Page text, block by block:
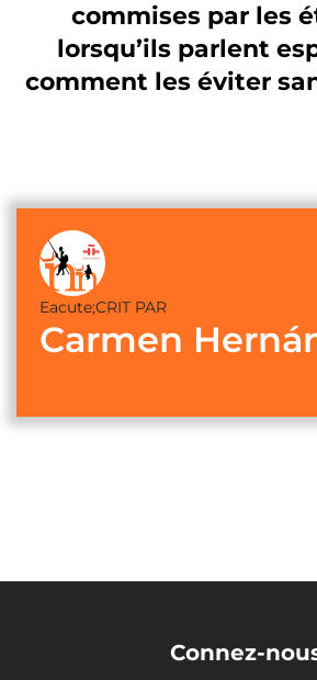
commises par les
lorsqu’ils parlent
comment les éviter
Eacute;CRIT PAR
Carmen
Connez-